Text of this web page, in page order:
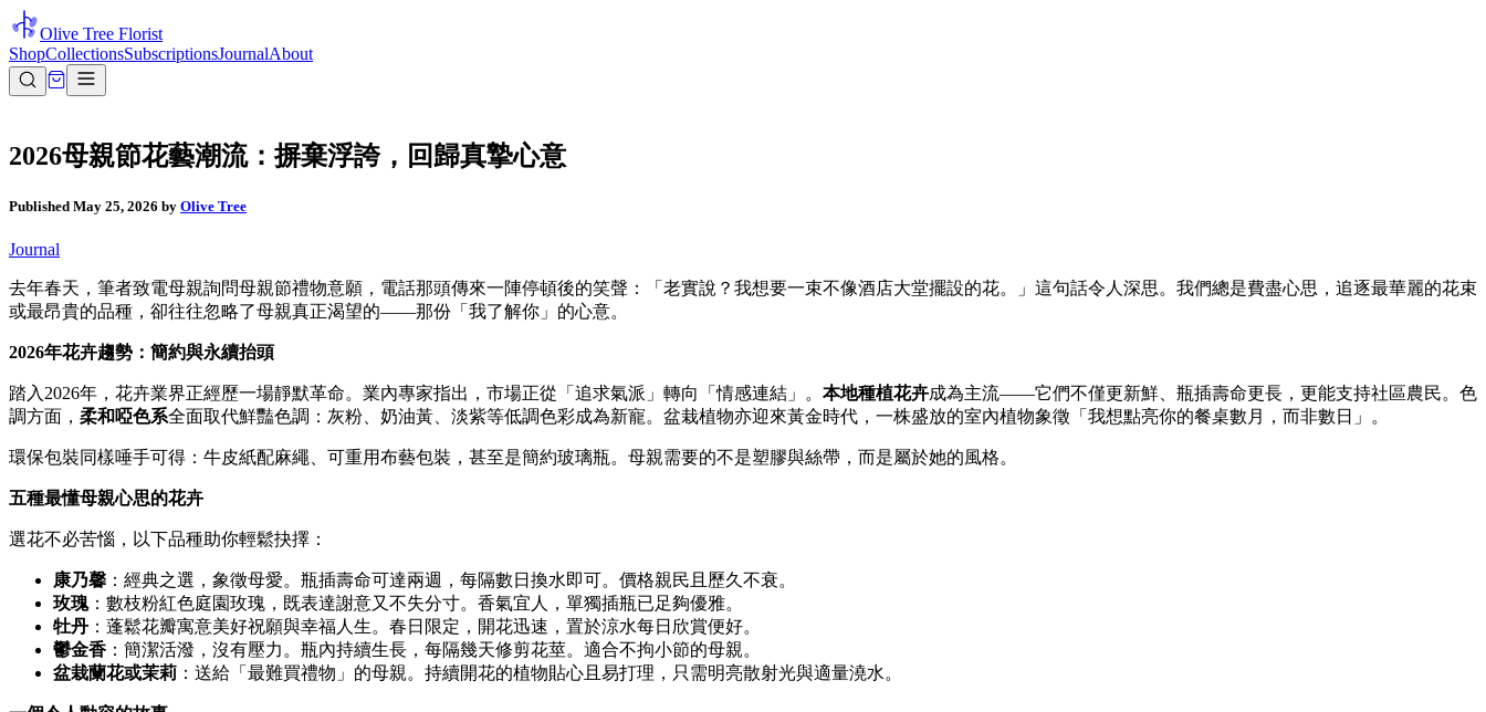
Olive Tree Florist
ShopCollectionsSubscriptionsJournalAbout
2026母親節花藝潮流：摒棄浮誇，回歸真摯心意
Published May 25, 2026 by Olive Tree
Journal
去年春天，筆者致電母親詢問母親節禮物意願，電話那頭傳來一陣停頓後的笑聲：「老實說？我想要一束不像酒店大堂擺設的花。」這句話令人深思。我們總是費盡心思，追逐最華麗的花束
或最昂貴的品種，卻往往忽略了母親真正渴望的——那份「我了解你」的心意。
2026年花卉趨勢：簡約與永續抬頭
踏入2026年，花卉業界正經歷一場靜默革命。業內專家指出，市場正從「追求氣派」轉向「情感連結」。 本地種植花卉成為主流——它們不僅更新鮮、瓶插壽命更長，更能支持社區農民。色
調方面， 柔和啞色系全面取代鮮豔色調：灰粉、奶油黃、淡紫等低調色彩成為新寵。盆栽植物亦迎來黃金時代，一株盛放的室內植物象徵「我想點亮你的餐桌數月，而非數日」。
環保包裝同樣唾手可得：牛皮紙配麻繩、可重用布藝包裝，甚至是簡約玻璃瓶。母親需要的不是塑膠與絲帶，而是屬於她的風格。
五種最懂母親心思的花卉
選花不必苦惱，以下品種助你輕鬆抉擇：
康乃馨 ：經典之選，象徵母愛。瓶插壽命可達兩週，每隔數日換水即可。價格親民且歷久不衰。
玫瑰：數枝粉紅色庭園玫瑰，既表達謝意又不失分寸。香氣宜人，單獨插瓶已足夠優雅。
牡丹 ：蓬鬆花瓣寓意美好祝願與幸福人生。春日限定，開花迅速，置於涼水每日欣賞便好。
鬱金香 ：簡潔活潑，沒有壓力。瓶內持續生長，每隔幾天修剪花莖。適合不拘小節的母親。
盆栽蘭花或茉莉 ：送給「最難買禮物」的母親。持續開花的植物貼心且易打理，只需明亮散射光與適量澆水。